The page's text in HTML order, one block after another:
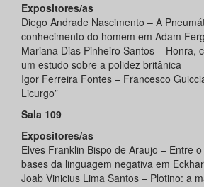
Expositores/as
Diego Andrade Nascimento – A
conhecimento do homem em Adam
Mariana Dias Pinheiro Santos – Honra,
um estudo sobre a polidez britânica
Igor Ferreira Fontes – Francesco
Licurgo”
Sala 109
Expositores/as
Elves Franklin Bispo de Araujo – Entre
bases da linguagem negativa em
Joab Vinicius Lima Santos – Plotino: a